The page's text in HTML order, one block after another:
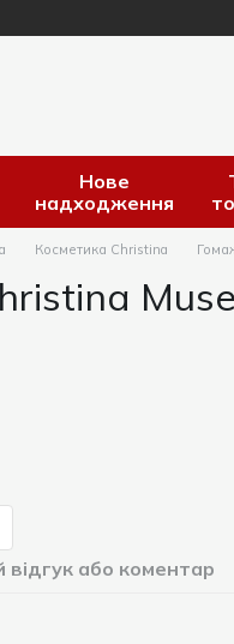
Нове
надходження
Косметика Christina
відгук або коментар